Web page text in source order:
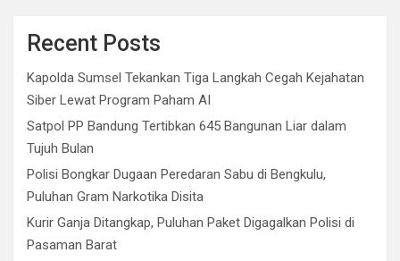
i
t
t
e
r
c
e
b
o
k
a
t
s
A
p
y
L
i
k
Recent Posts
Kapolda Sumsel Tekankan Tiga Langkah Cegah Kejahatan
Siber Lewat Program Paham AI
Satpol PP Bandung Tertibkan 645 Bangunan Liar dalam
Tujuh Bulan
Polisi Bongkar Dugaan Peredaran Sabu di Bengkulu,
Puluhan Gram Narkotika Disita
Kurir Ganja Ditangkap, Puluhan Paket Digagalkan Polisi di
Pasaman Barat